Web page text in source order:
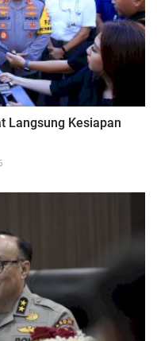
Langsung Kesiapan